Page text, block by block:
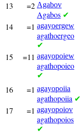
13
=2 Agabov
Agabos ✔
14 =1 agayoergew
agathoergeo
✔
15 =11 agayopoiew
agathopoieo
✔
16
=1 agayopoiia
agathopoiia ✔
17 =1 agayopoiov
agathopoios
✔